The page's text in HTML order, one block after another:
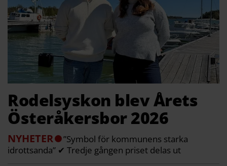
Rodelsyskon blev Årets
Österåkersbor 2026
NYHETER
”Symbol för kommunens starka
idrottsanda” ✔ Tredje gången priset delas ut